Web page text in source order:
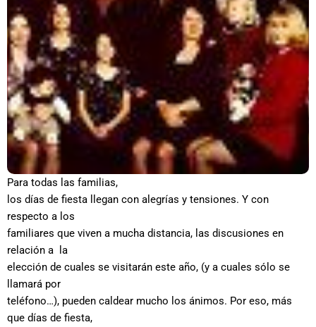
Para todas las familias,
los días de fiesta llegan con alegrías y tensiones. Y con
respecto a los
familiares que viven a mucha distancia, las discusiones en
relación a la
elección de cuales se visitarán este año, (y a cuales sólo se
llamará por
teléfono…), pueden caldear mucho los ánimos. Por eso, más
que días de fiesta,